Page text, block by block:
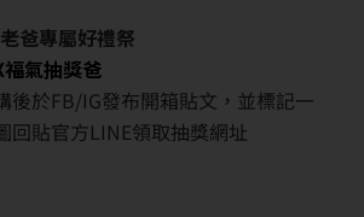
爸專屬好禮祭
氣抽獎爸
後於FB/IG發布開箱貼文，並標記一
回貼官方LINE領取抽獎網址